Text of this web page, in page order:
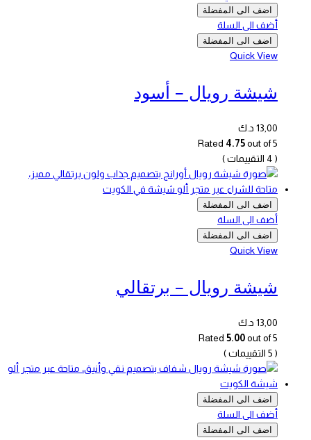
اضف الى المفضلة
أضف الى السلة
اضف الى المفضلة
Quick View
شيشة رويال – أسود
13,00 د.ك
Rated 4.75out of 5
( 4 التقييمات )
اضف الى المفضلة
أضف الى السلة
اضف الى المفضلة
Quick View
شيشة رويال – برتقالي
13,00 د.ك
Rated 5.00out of 5
( 5 التقييمات )
اضف الى المفضلة
أضف الى السلة
اضف الى المفضلة